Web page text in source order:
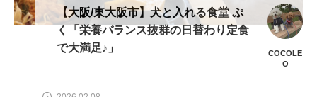
【大阪/東大阪市】犬と入れる食堂 ぷ
く「栄養バランス抜群の日替わり定食
で大満足♪」
COCOLE
O